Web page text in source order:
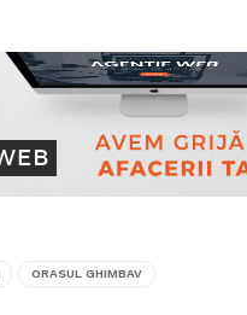
ORASUL GHIMBAV